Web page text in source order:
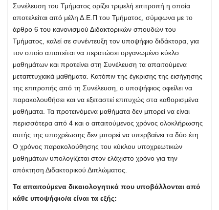
Συνέλευση του Τμήματος ορίζει τριμελή επιτροπή η οποία
αποτελείται από μέλη Δ.Ε.Π του Τμήματος, σύμφωνα με το
άρθρο 6 του κανονισμού Διδακτορικών σπουδών του
Τμήματος, καλεί σε συνέντευξη τον υποψήφιο διδάκτορα, για
τον οποίο απαιτείται να περατώσει οργανωμένο κύκλο
μαθημάτων και προτείνει στη Συνέλευση τα απαιτούμενα
μεταπτυχιακά μαθήματα. Κατόπιν της έγκρισης της εισήγησης
της επιτροπής από τη Συνέλευση, ο υποψήφιος οφείλει να
παρακολουθήσει και να εξεταστεί επιτυχώς στα καθορισμένα
μαθήματα. Τα προτεινόμενα μαθήματα δεν μπορεί να είναι
περισσότερα από 4 και ο απαιτούμενος χρόνος ολοκλήρωσης
αυτής της υποχρέωσης δεν μπορεί να υπερβαίνει τα δύο έτη.
Ο χρόνος παρακολούθησης του κύκλου υποχρεωτικών
μαθημάτων υπολογίζεται στον ελάχιστο χρόνο για την
απόκτηση Διδακτορικού Διπλώματος.
Τα απαιτούμενα δικαιολογητικά που υποβάλλονται από
κάθε υποψήφιο/α είναι τα εξής: